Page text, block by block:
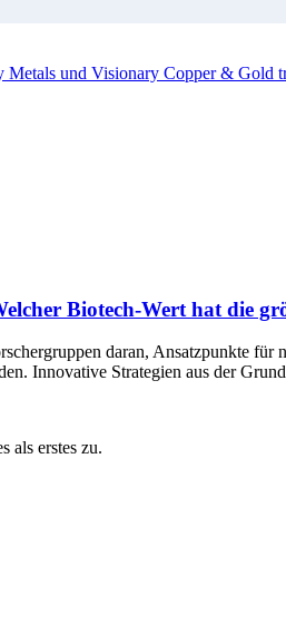
und Visionary Copper & Gold
Biotech-Wert hat die
daran, Ansatzpunkte
Innovative Strategien aus der
als erstes zu.